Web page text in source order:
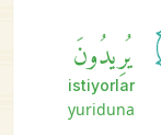
يُرِيدُونَ
istiyorlar
yuriduna